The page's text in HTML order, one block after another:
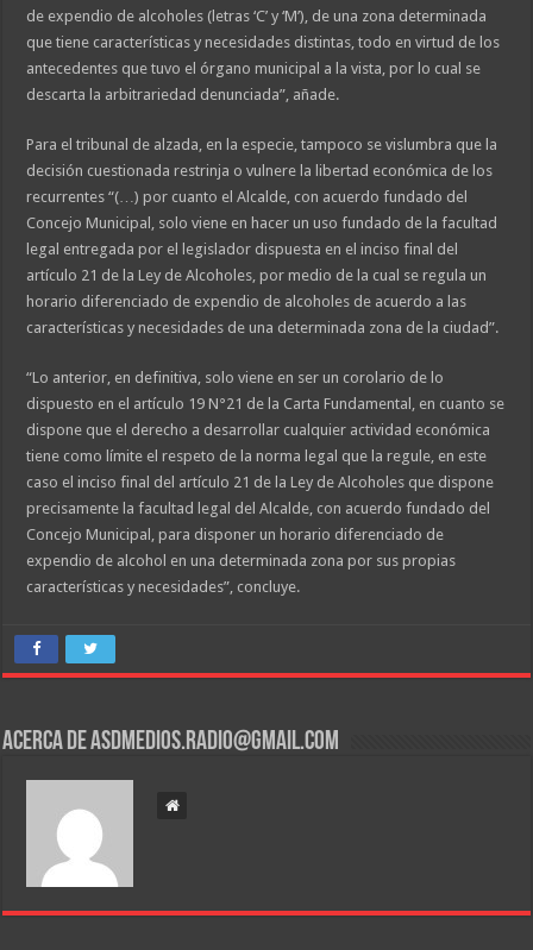
de expendio de alcoholes (letras ‘C’ y ‘M’), de una zona determinada
que tiene características y necesidades distintas, todo en virtud de los
antecedentes que tuvo el órgano municipal a la vista, por lo cual se
descarta la arbitrariedad denunciada”, añade.
Para el tribunal de alzada, en la especie, tampoco se vislumbra que la
decisión cuestionada restrinja o vulnere la libertad económica de los
recurrentes “(…) por cuanto el Alcalde, con acuerdo fundado del
Concejo Municipal, solo viene en hacer un uso fundado de la facultad
legal entregada por el legislador dispuesta en el inciso final del
artículo 21 de la Ley de Alcoholes, por medio de la cual se regula un
horario diferenciado de expendio de alcoholes de acuerdo a las
características y necesidades de una determinada zona de la ciudad”.
“Lo anterior, en definitiva, solo viene en ser un corolario de lo
dispuesto en el artículo 19 N°21 de la Carta Fundamental, en cuanto se
dispone que el derecho a desarrollar cualquier actividad económica
tiene como límite el respeto de la norma legal que la regule, en este
caso el inciso final del artículo 21 de la Ley de Alcoholes que dispone
precisamente la facultad legal del Alcalde, con acuerdo fundado del
Concejo Municipal, para disponer un horario diferenciado de
expendio de alcohol en una determinada zona por sus propias
características y necesidades”, concluye.
Acerca de asdmedios.radio@gmail.com